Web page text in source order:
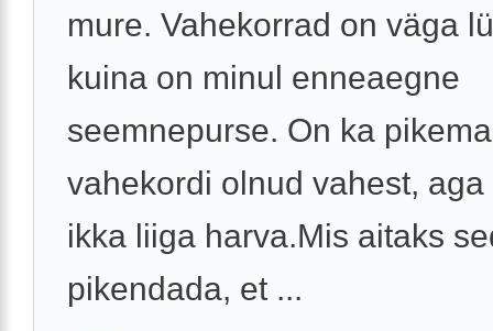
mure. Vahekorrad on väga
kuina on minul enneaegne
seemnepurse. On ka
vahekordi olnud vahest,
ikka liiga harva.Mis aitaks
pikendada, et ...